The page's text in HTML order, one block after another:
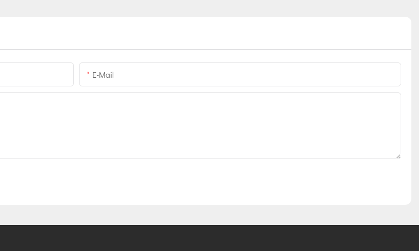
E-Mail